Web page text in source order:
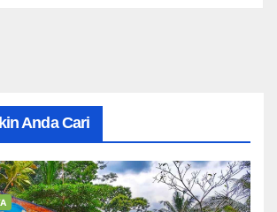
Anda Cari